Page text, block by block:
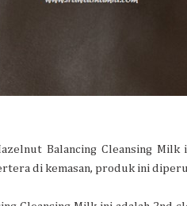
Balancing Cleansing
di kemasan, produk ini